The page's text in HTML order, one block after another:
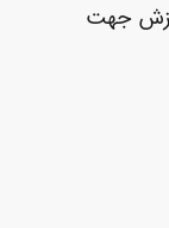
جهت